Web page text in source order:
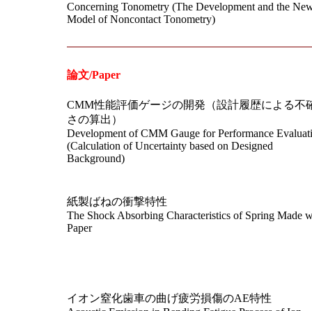
Concerning Tonometry (The Development and the
Model of Noncontact Tonometry)
論文/Paper
CMM性能評価ゲージの開発（設計履歴による不
さの算出）
Development of CMM Gauge for Performance
(Calculation of Uncertainty based on Designed
Background)
紙製ばねの衝撃特性
The Shock Absorbing Characteristics of Spring Made
Paper
イオン窒化歯車の曲げ疲労損傷のAE特性